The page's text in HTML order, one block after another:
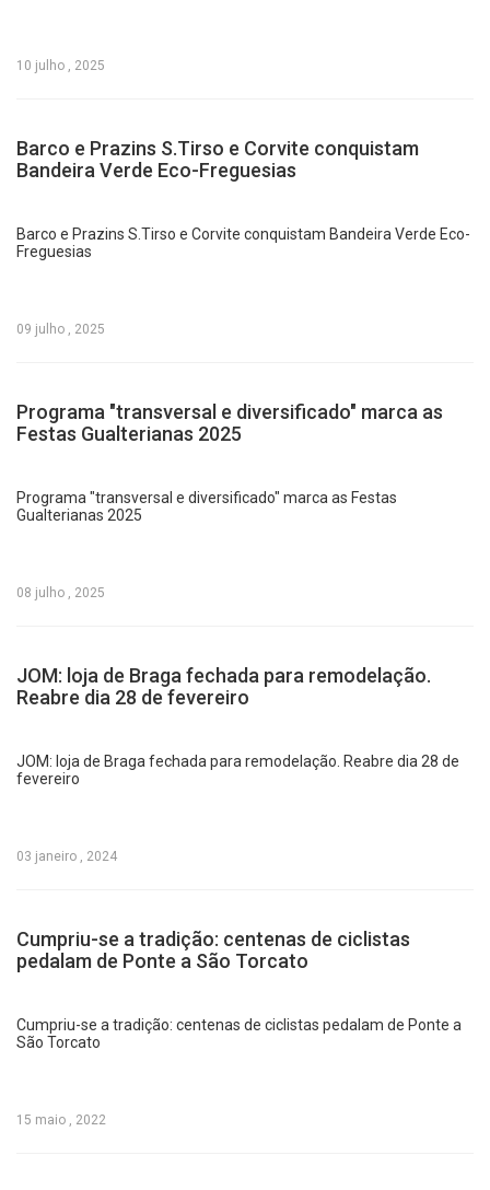
10 julho , 2025
Barco e Prazins S.Tirso e Corvite conquistam
Bandeira Verde Eco-Freguesias
Barco e Prazins S.Tirso e Corvite conquistam Bandeira Verde Eco-
Freguesias
09 julho , 2025
Programa "transversal e diversificado" marca as
Festas Gualterianas 2025
Programa "transversal e diversificado" marca as Festas
Gualterianas 2025
08 julho , 2025
JOM: loja de Braga fechada para remodelação.
Reabre dia 28 de fevereiro
JOM: loja de Braga fechada para remodelação. Reabre dia 28 de
fevereiro
03 janeiro , 2024
Cumpriu-se a tradição: centenas de ciclistas
pedalam de Ponte a São Torcato
Cumpriu-se a tradição: centenas de ciclistas pedalam de Ponte a
São Torcato
15 maio , 2022